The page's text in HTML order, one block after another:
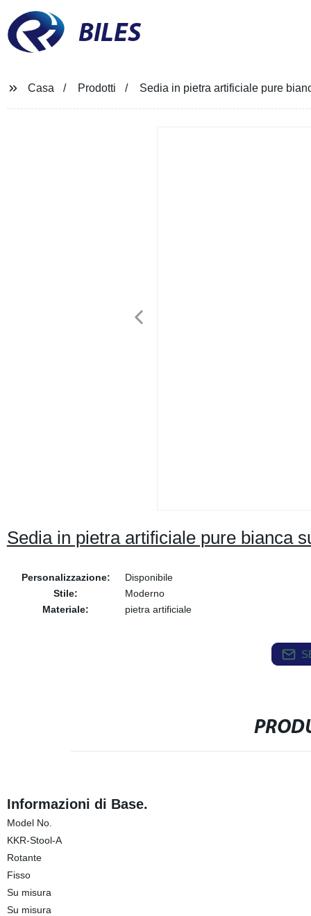
BILES
Casa Prodotti Sedia in pietra artificiale pure
Sedia in pietra artificiale pure bianca
Personalizzazione:
Disponibile
Stile:
Moderno
Materiale:
pietra artificiale
Informazioni di Base.
Model No.
KKR-Stool-A
Rotante
Fisso
Su misura
Su misura